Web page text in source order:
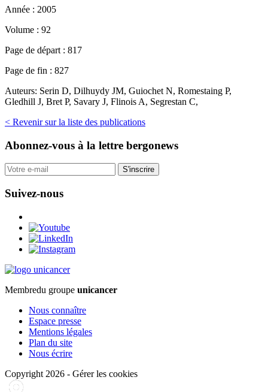
Année : 2005
Volume : 92
Page de départ : 817
Page de fin : 827
Auteurs: Serin D, Dilhuydy JM, Guiochet N, Romestaing P,
Gledhill J, Bret P, Savary J, Flinois A, Segrestan C,
< Revenir sur la liste des publications
Abonnez-vous à la lettre bergonews
S'inscrire
Suivez-nous
Membredu groupe unicancer
Nous connaître
Espace presse
Mentions légales
Plan du site
Nous écrire
Copyright 2026 - Gérer les cookies